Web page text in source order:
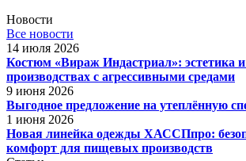
Новости
Все новости
14 июля 2026
Костюм «Вираж Индастриал»: эстетика и
производствах с агрессивными средами
9 июня 2026
Выгодное предложение на утеплённую
1 июня 2026
Новая линейка одежды ХАССПпро:
комфорт для пищевых производств